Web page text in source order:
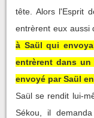
tête. Alors l'Esprit
entrèrent eux aussi
à Saül qui
entrèrent dans
envoyé par Saül
Saül se rendit lui-
Sékou, il